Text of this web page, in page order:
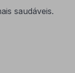
saudáveis.